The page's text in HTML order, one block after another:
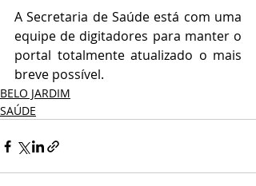
A Secretaria de Saúde está com uma
equipe de digitadores para manter o
portal totalmente atualizado o mais
breve possível.
BELO JARDIM
SAÚDE